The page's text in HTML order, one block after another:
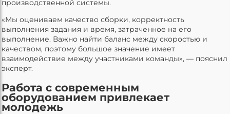
производственной системы.
«Мы оцениваем качество сборки, корректность
выполнения задания и время, затраченное на его
выполнение. Важно найти баланс между скоростью и
качеством, поэтому большое значение имеет
взаимодействие между участниками команды», — пояснил
эксперт.
Работа с современным
оборудованием привлекает
молодежь